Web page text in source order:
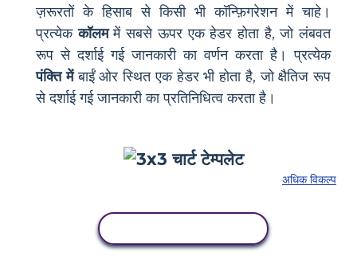
ज़रूरतों के हिसाब से किसी भी कॉन्फ़िगरेशन में चाहे।
प्रत्येककॉलममें सबसे ऊपर एक हेडर होता है, जो लंबवत
रूप से दर्शाई गई जानकारी का वर्णन करता है। प्रत्येक
पंक्ति मेंबाईं ओर स्थित एक हेडर भी होता है, जो क्षैतिज रूप
से दर्शाई गई जानकारी का प्रतिनिधित्व करता है।
अधिक विकल्प